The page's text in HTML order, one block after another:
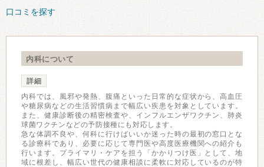
口コミを探す
内科について
詳細
内科では、風邪や発熱、腹痛といった日常的な症状から、高血圧
や糖尿病などの生活習慣病まで幅広い疾患を対象としています。
また、健康診断後の精密検査や、インフルエンザワクチン、肺炎
球菌ワクチンなどの予防接種にも対応します。
急な体調不良や、何科に行けばいいか迷った時の最初の窓口とな
る診療科であり、必要に応じて専門医や高度医療機関への紹介も
行います。プライマリ・ケアを担う「かかりつけ医」として、地
域に根差し、幅広い世代の健康相談に柔軟に対応しているのが特